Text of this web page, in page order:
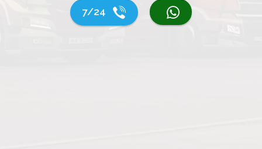
7/24